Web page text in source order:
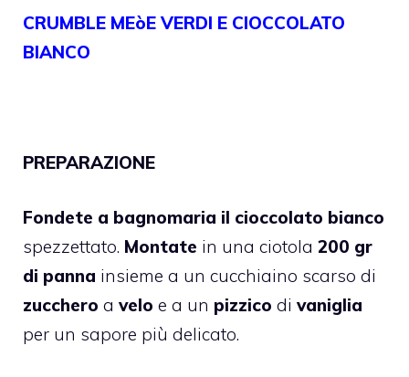
CRUMBLE MEòE VERDI E CIOCCOLATO
BIANCO
PREPARAZIONE
Fondete a bagnomaria il cioccolato bianco
spezzettato. Montate in una ciotola 200 gr
di panna insieme a un cucchiaino scarso di
zucchero a velo e a un pizzico di vaniglia
per un sapore più delicato.